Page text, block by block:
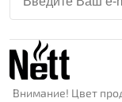
Внимание! Цвет